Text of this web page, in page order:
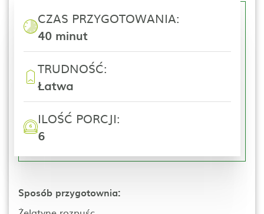
CZAS PRZYGOTOWANIA:
40 minut
TRUDNOŚĆ:
Łatwa
ILOŚĆ PORCJI:
6
Sposób przygotownia: